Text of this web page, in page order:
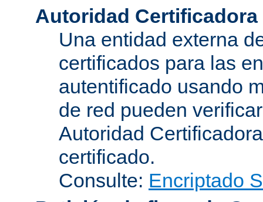
Autoridad Certificadora
Una entidad externa
certificados para las
autentificado usando
de red pueden
Autoridad
certificado.
Consulte: Encriptado